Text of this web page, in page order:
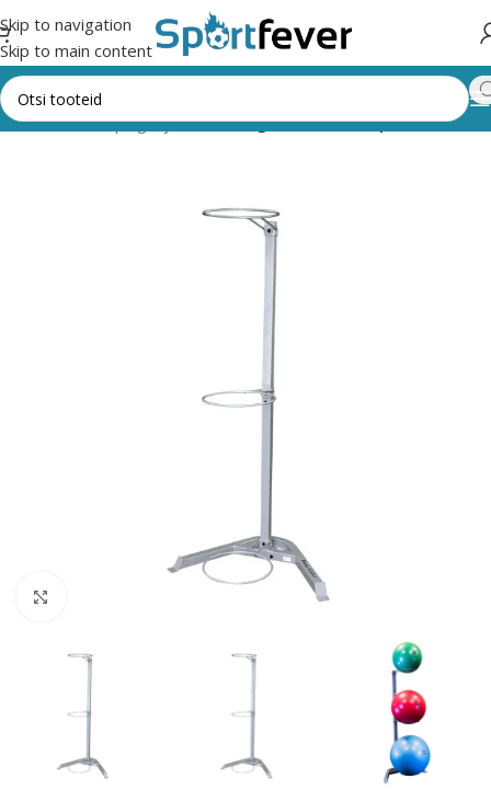
Skip to navigation
Skip to main content
masinad, pingid ja riiulid Kangide, raskuste, pallide riiulid